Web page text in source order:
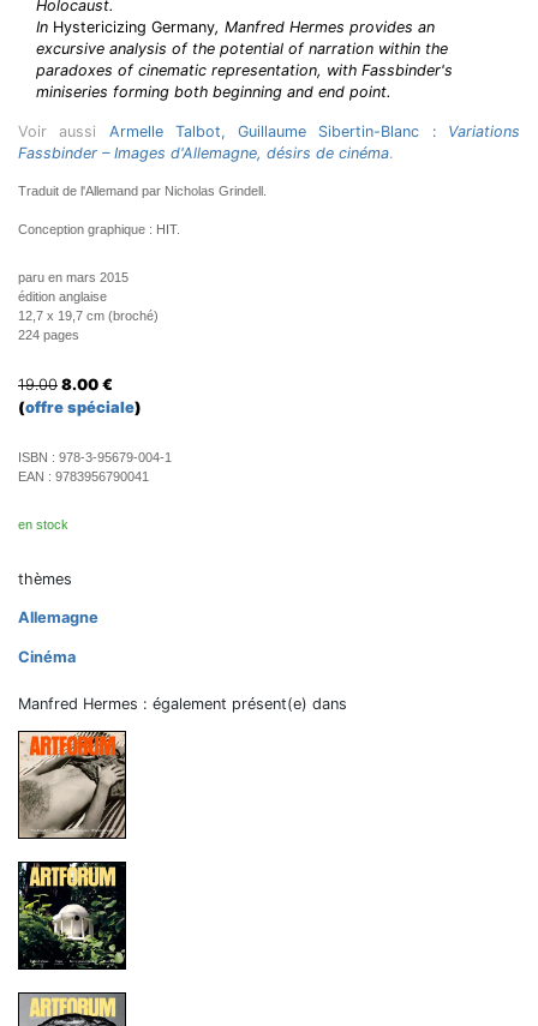
Holocaust.
In Hystericizing Germany, Manfred Hermes provides an
excursive analysis of the potential of narration within the
paradoxes of cinematic representation, with Fassbinder's
miniseries forming both beginning and end point.
Voir aussi Armelle Talbot, Guillaume Sibertin-Blanc : Variations
Fassbinder – Images d'Allemagne, désirs de cinéma.
Traduit de l'Allemand par Nicholas Grindell.
Conception graphique : HIT.
paru en mars 2015
édition anglaise
12,7 x 19,7 cm (broché)
224 pages
19.00 8.00 €
(offre spéciale)
ISBN : 978-3-95679-004-1
EAN : 9783956790041
en stock
thèmes
Allemagne
Cinéma
Manfred Hermes : également présent(e) dans